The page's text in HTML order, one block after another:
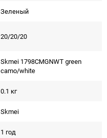
Зеленый
20/20/20
Skmei 1798CMGNWT green
camo/white
0.1 кг
Skmei
1 год